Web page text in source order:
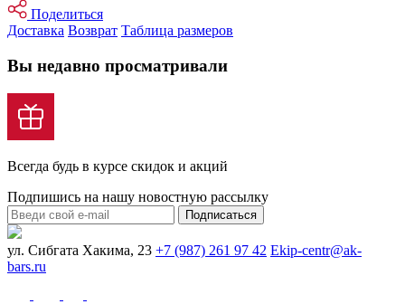
Поделиться
Доставка Возврат Таблица размеров
Вы недавно просматривали
Всегда будь в курсе скидок и акций
Подпишись на нашу новостную рассылку
Подписаться
ул. Сибгата Хакима, 23 +7 (987) 261 97 42 Ekip-centr@ak-
bars.ru